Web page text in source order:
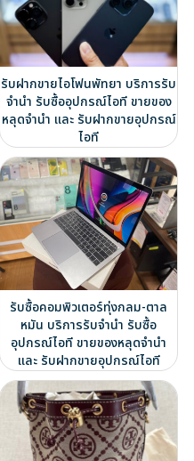
รับฝากขายไอโฟนพัทยา บริการรับ
จำนำ รับซื้ออุปกรณ์ไอที ขายของ
หลุดจำนำ และ รับฝากขายอุปกรณ์
ไอที
รับซื้อคอมพิวเตอร์ทุ่งกลม-ตาล
หมัน บริการรับจำนำ รับซื้อ
อุปกรณ์ไอที ขายของหลุดจำนำ
และ รับฝากขายอุปกรณ์ไอที